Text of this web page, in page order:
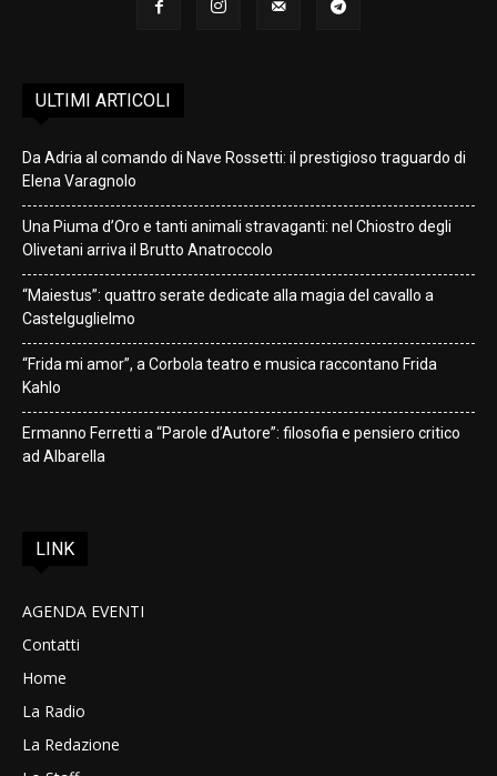
ULTIMI ARTICOLI
Da Adria al comando di Nave Rossetti: il prestigioso traguardo di
Elena Varagnolo
Una Piuma d’Oro e tanti animali stravaganti: nel Chiostro degli
Olivetani arriva il Brutto Anatroccolo
“Maiestus”: quattro serate dedicate alla magia del cavallo a
Castelguglielmo
“Frida mi amor”, a Corbola teatro e musica raccontano Frida
Kahlo
Ermanno Ferretti a “Parole d’Autore”: filosofia e pensiero critico
ad Albarella
LINK
AGENDA EVENTI
Contatti
Home
La Radio
La Redazione